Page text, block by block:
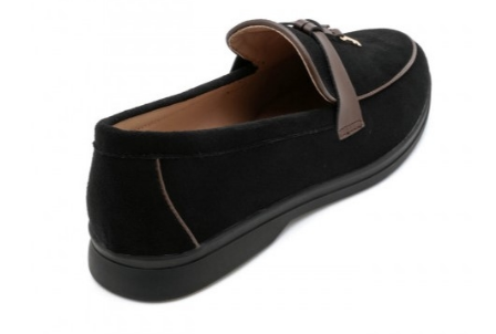
Предоставената таблица е с информационна цел.
Добавете продукта в количката си с бутона "Добави в
количката" и при поръчка ще можете да изберете броя
вноски на кредита.
Предоставената таблица е с информационна цел.
Добавете продукта в количката си с бутона "Добави в
количката" и при поръчка ще можете да изберете броя
вноски на кредита.
Предоставената таблица е с информационна цел.
Добавете продукта в количката си с бутона "Добави в